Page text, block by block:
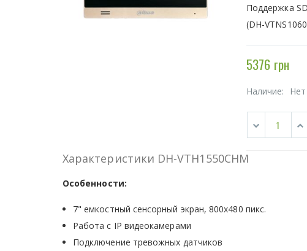
Поддержка
(DH-
5376 грн
Наличие: Нет
Характеристики DH-VTH1550CHM
Особенности:
7" емкостный сенсорный экран, 800х480 пикс.
Работа с IP видеокамерами
Подключение тревожных датчиков